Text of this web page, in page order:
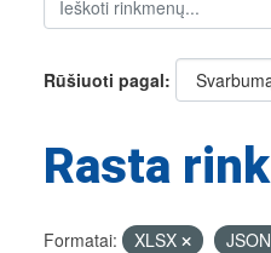
Rūšiuoti pagal
Rasta
Formatai: XLSX JSON